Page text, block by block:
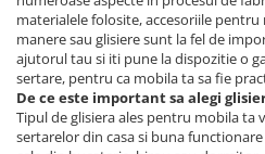
materialele folosite, accesoriile
manere sau glisiere sunt la fel de
ajutorul tau si iti pune la dispozitie o
sertare, pentru ca mobila ta sa fie
De ce este important sa alegi
Tipul de glisiera ales pentru mobila
sertarelor din casa si buna